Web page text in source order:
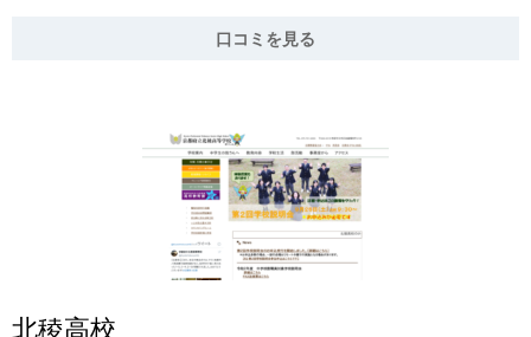
口コミを見る
北稜高校